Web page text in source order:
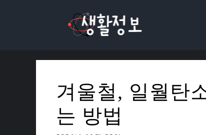
겨울철, 일월탄
는 방법